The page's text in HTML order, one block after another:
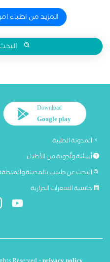
المزيد من اطباء
Download
Google play
المدونة الطبية
أسئلة وأجوبة من الأطباء
البحث عن طبيب بالمدينة
حاسبة السعرات الحرارية